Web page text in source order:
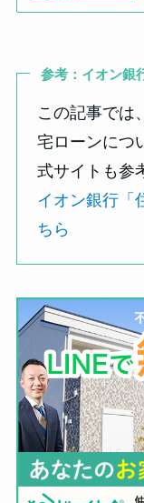
参考：イオン銀
この記事では
宅ローンにつ
式サイトも参
イオン銀行「
ちら